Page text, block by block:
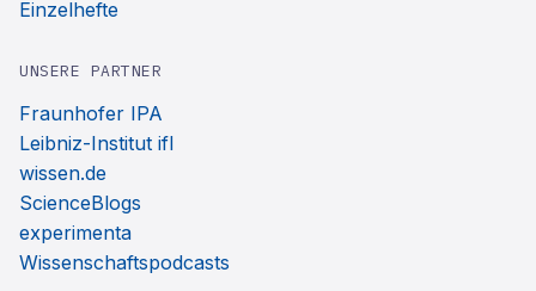
Einzelhefte
UNSERE PARTNER
Fraunhofer IPA
Leibniz-Institut ifl
wissen.de
ScienceBlogs
experimenta
Wissenschaftspodcasts